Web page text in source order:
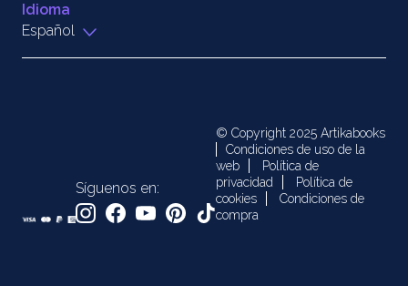
Idioma
Español
Síguenos en:
© Copyright 2025 Artikabooks
Condiciones de uso de la
web
Política de
privacidad
Política de
cookies
Condiciones de
compra